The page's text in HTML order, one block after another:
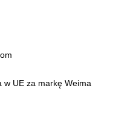
w UE za markę Weima